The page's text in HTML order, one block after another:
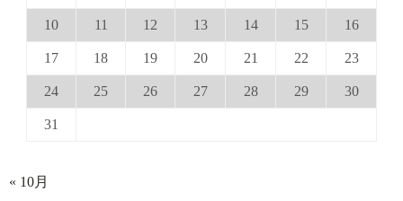
10 11 12 13 14 15 16
17 18 19 20 21 22 23
24 25 26 27 28 29 30
31
« 10月